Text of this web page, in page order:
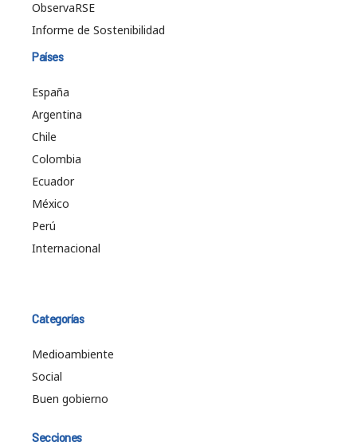
ObservaRSE
Informe de Sostenibilidad
Países
España
Argentina
Chile
Colombia
Ecuador
México
Perú
Internacional
Categorías
Medioambiente
Social
Buen gobierno
Secciones